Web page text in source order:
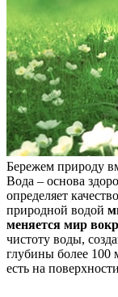
Бережем природу
Вода – основа
определяет
природной водой
меняется мир
чистоту воды,
глубины более 100
есть на поверхности